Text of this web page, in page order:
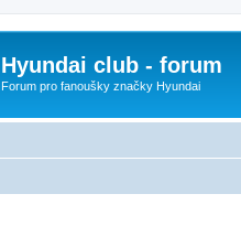
Hyundai club - forum
Forum pro fanoušky značky Hyundai